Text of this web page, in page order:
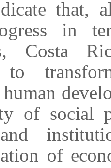
that,
in
Costa
to
human
of social
of